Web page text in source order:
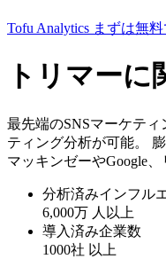
Tofu Analytics まずは無
トリマー
最先端のSNSマーケテ
ティング分析が可能。
マッキンゼーやGoogle
分析済みインフル
6,000万 人以上
導入済み企業数
1000社 以上